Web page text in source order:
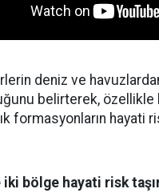
deniz ve
belirterek, özellikle
formasyonların hayati
bölge hayati risk